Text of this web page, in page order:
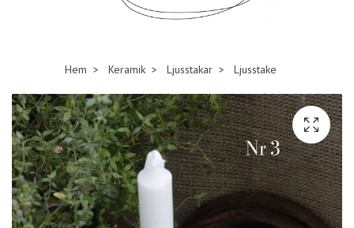
Hem Keramik Ljusstakar Ljusstake